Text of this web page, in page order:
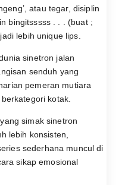
atau tegar, disiplin
bingitsssss . . . (buat ;
lebih unique lips.
sinetron jalan
senduh yang
pemeran mutiara
kotak.
simak sinetron
lebih konsisten,
sederhana muncul di
sikap emosional